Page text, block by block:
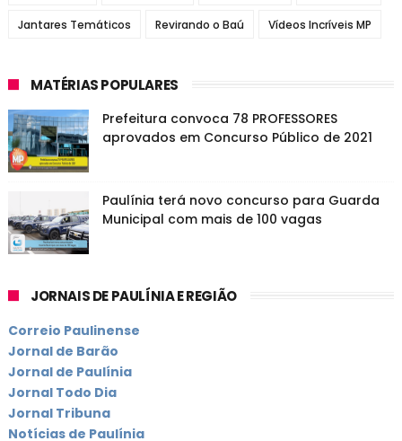
Jantares Temáticos Revirando o Baú Vídeos Incríveis MP
MATÉRIAS POPULARES
Prefeitura convoca 78 PROFESSORES
aprovados em Concurso Público de 2021
Paulínia terá novo concurso para Guarda
Municipal com mais de 100 vagas
JORNAIS DE PAULÍNIA E REGIÃO
Correio Paulinense
Jornal de Barão
Jornal de Paulínia
Jornal Todo Dia
Jornal Tribuna
Notícias de Paulínia